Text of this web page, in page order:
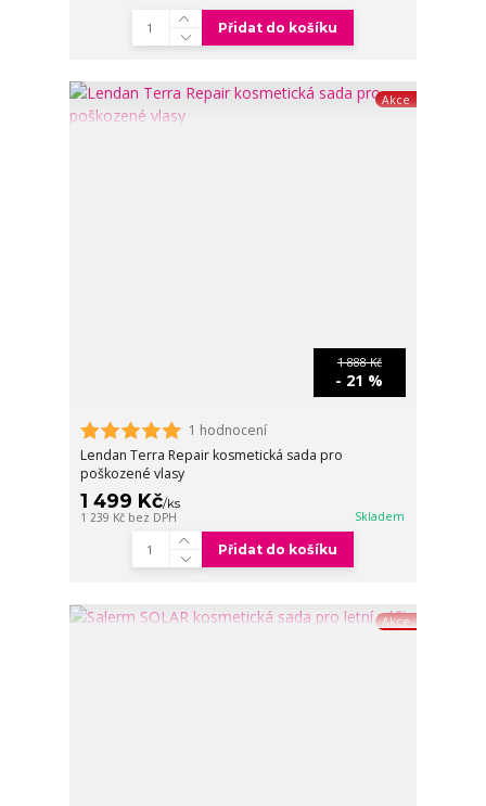
Přidat do košíku
Akce
1 888 Kč
- 21 %
1 hodnocení
Lendan Terra Repair kosmetická sada pro
poškozené vlasy
1 499 Kč/ks
1 239 Kč bez DPH Skladem
Přidat do košíku
Akce